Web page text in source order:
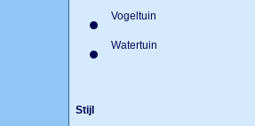
Vogeltuin
Watertuin
Stijl